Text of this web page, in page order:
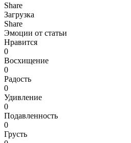
Share
Загрузка
Share
Эмоции от статьи
Нравится
0
Восхищение
0
Радость
0
Удивление
0
Подавленность
0
Грусть